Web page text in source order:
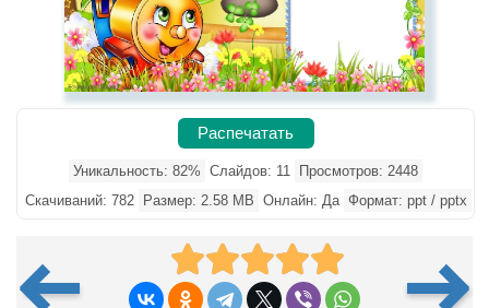
Распечатать
Уникальность: 82% Слайдов: 11
Просмотров: 2448
Скачиваний: 782
Размер: 2.58 MB Онлайн: Да Формат: ppt / pptx